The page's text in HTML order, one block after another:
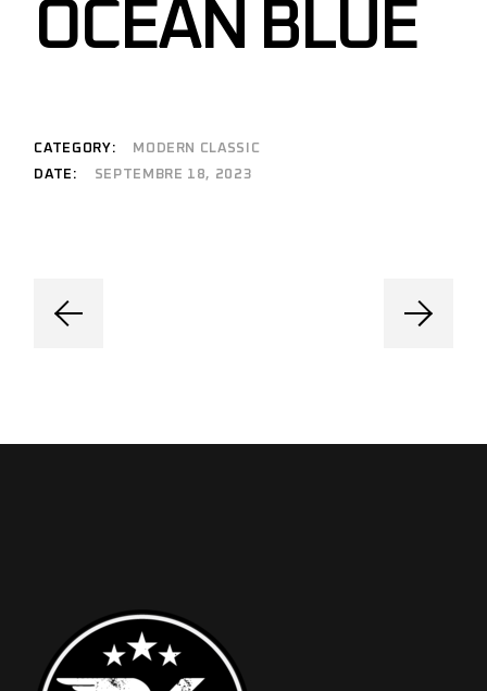
OCEAN BLUE
CATEGORY:
MODERN CLASSIC
DATE:
SEPTEMBRE 18, 2023